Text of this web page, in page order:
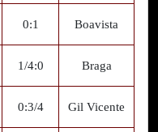
0:1 Boavista
1/4:0 Braga
0:3/4 Gil Vicente